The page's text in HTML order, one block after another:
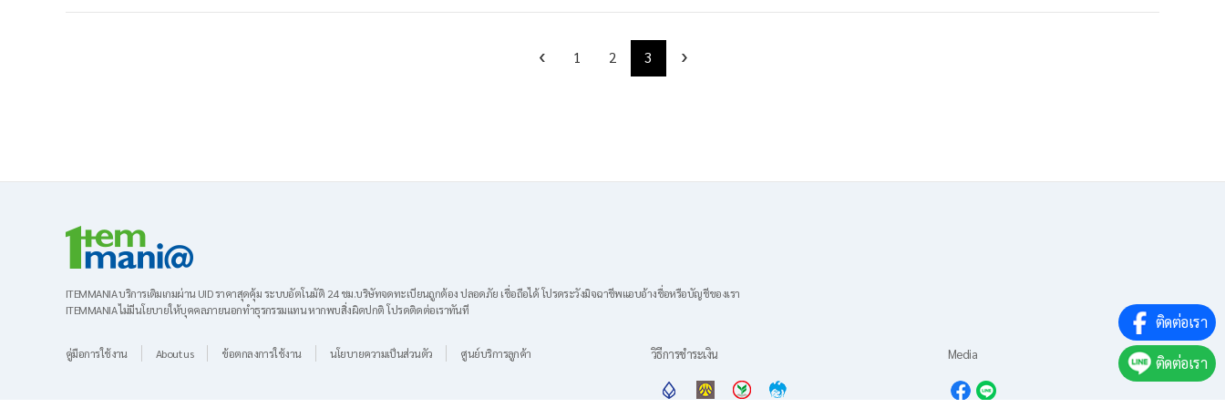
‹ 1 2 3 ›
ติดต่อเรา
ติดต่อเรา
ITEMMANIA บริการเติมเกมผ่าน UID ราคาสุดคุ้มระบบอัตโนมัติ 24 ชม.บริษัทจดทะเบียนถูกต้อง ปลอดภัย เชื่อถือได้ โปรดระวังมิจฉาชีพแอบอ้างชื่อหรือบัญชีของเรา
ITEMMANIA ไม่มีนโยบายให้บุคคลภายนอกทำธุรกรรมแทนหากพบสิ่งผิดปกติ โปรดติดต่อเราทันที
คู่มือการใช้งาน About us ข้อตกลงการใช้งาน นโยบายความเป็นส่วนตัว ศูนย์บริการลูกค้า วิธีการชำระเงิน Media